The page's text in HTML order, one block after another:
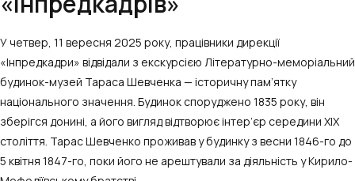
У четвер, 11 вересня 2025 року, працівники дирекції
«Інпредкадри» відвідали з екскурсією Літературно-меморіальний
будинок-музей Тараса Шевченка — історичну пам’ятку
національного значення. Будинок споруджено 1835 року, він
зберігся донині, а його вигляд відтворює інтер’єр середини ХІХ
століття. Тарас Шевченко проживав у будинку з весни 1846-го до
5 квітня 1847-го, поки його не арештували за діяльність у Кирило-